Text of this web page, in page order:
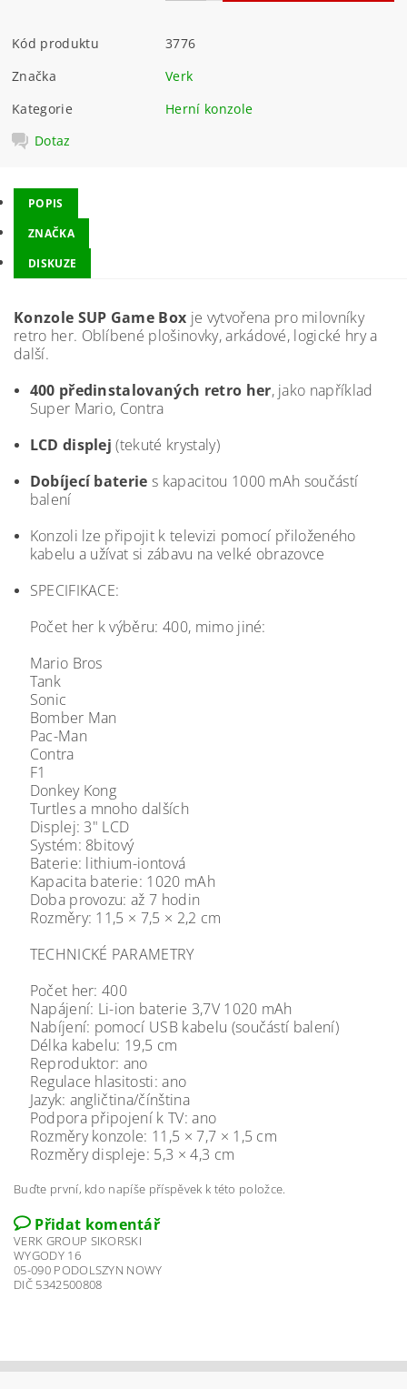
Kód produktu
3776
Značka
Verk
Kategorie
Herní konzole
Dotaz
POPIS
ZNAČKA
DISKUZE
Konzole SUP Game Box je vytvořena pro milovníky
retro her. Oblíbené plošinovky, arkádové, logické hry a
další.
400 předinstalovaných retro her, jako například
Super Mario, Contra
LCD displej (tekuté krystaly)
Dobíjecí baterie s kapacitou 1000 mAh součástí
balení
Konzoli lze připojit k televizi pomocí přiloženého
kabelu a užívat si zábavu na velké obrazovce
SPECIFIKACE:
Počet her k výběru: 400, mimo jiné:
Mario Bros
Tank
Sonic
Bomber Man
Pac-Man
Contra
F1
Donkey Kong
Turtles a mnoho dalších
Displej: 3" LCD
Systém: 8bitový
Baterie: lithium-iontová
Kapacita baterie: 1020 mAh
Doba provozu: až 7 hodin
Rozměry: 11,5 × 7,5 × 2,2 cm
TECHNICKÉ PARAMETRY
Počet her: 400
Napájení: Li-ion baterie 3,7V 1020 mAh
Nabíjení: pomocí USB kabelu (součástí balení)
Délka kabelu: 19,5 cm
Reproduktor: ano
Regulace hlasitosti: ano
Jazyk: angličtina/čínština
Podpora připojení k TV: ano
Rozměry konzole: 11,5 × 7,7 × 1,5 cm
Rozměry displeje: 5,3 × 4,3 cm
Buďte první, kdo napíše příspěvek k této položce.
Přidat komentář
VERK GROUP SIKORSKI
WYGODY 16
05-090 PODOLSZYN NOWY
DIČ 5342500808